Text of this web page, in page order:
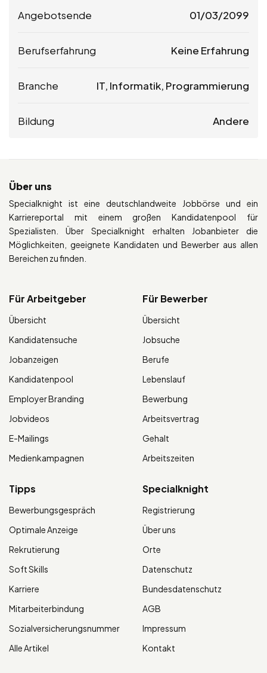
Angebotsende 01/03/2099
Berufserfahrung Keine Erfahrung
Branche IT, Informatik, Programmierung
Bildung Andere
Über uns
Specialknight ist eine deutschlandweite Jobbörse und ein
Karriereportal mit einem großen Kandidatenpool für
Spezialisten. Über Specialknight erhalten Jobanbieter die
Möglichkeiten, geeignete Kandidaten und Bewerber aus allen
Bereichen zu finden.
Für Arbeitgeber
Übersicht
Kandidatensuche
Jobanzeigen
Kandidatenpool
Employer Branding
Jobvideos
E-Mailings
Medienkampagnen
Für Bewerber
Übersicht
Jobsuche
Berufe
Lebenslauf
Bewerbung
Arbeitsvertrag
Gehalt
Arbeitszeiten
Tipps
Bewerbungsgespräch
Optimale Anzeige
Rekrutierung
Soft Skills
Karriere
Mitarbeiterbindung
Sozialversicherungsnummer
Alle Artikel
Specialknight
Registrierung
Über uns
Orte
Datenschutz
Bundesdatenschutz
AGB
Impressum
Kontakt